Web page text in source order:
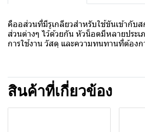
คืออส่วนที่มีรูเกลียวสำหรับใช้ขันเข้ากับ
ส่วนต่างๆ ไว้ด้วยกัน หัวน็อตมีหลายปร
การใช้งาน วัสดุ และความทนทานที่ต้องก
สินค้าที่เกี่ยวข้อง